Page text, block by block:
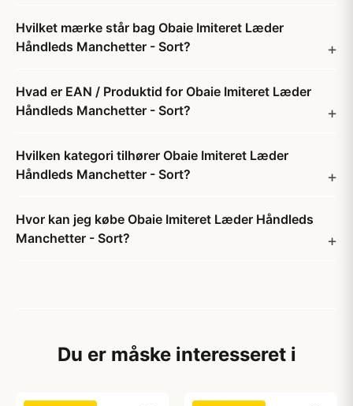
Hvilket mærke står bag Obaie Imiteret Læder
Håndleds Manchetter - Sort?
Hvad er EAN / Produktid for Obaie Imiteret Læder
Håndleds Manchetter - Sort?
Hvilken kategori tilhører Obaie Imiteret Læder
Håndleds Manchetter - Sort?
Hvor kan jeg købe Obaie Imiteret Læder Håndleds
Manchetter - Sort?
Du er måske interesseret i